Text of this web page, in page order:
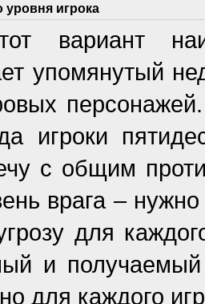
игрока
вариант
упомянутый
игроки
с общим
врага –
для
и
для каждого